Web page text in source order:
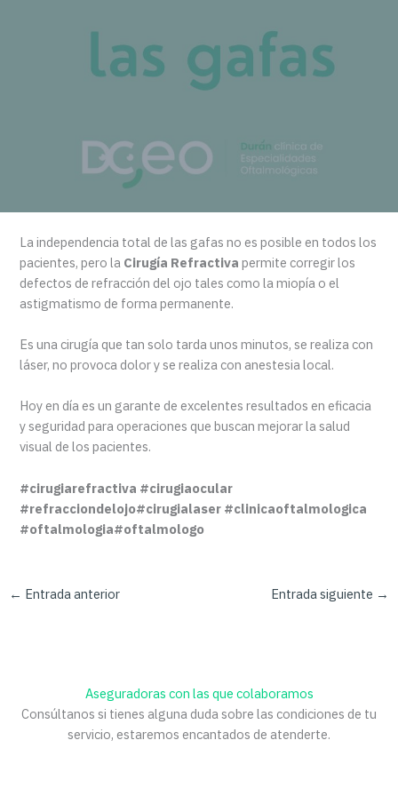
La independencia total de las gafas no es posible en todos los
pacientes, pero la Cirugía Refractiva permite corregir los
defectos de refracción del ojo tales como la miopía o el
astigmatismo de forma permanente.
Es una cirugía que tan solo tarda unos minutos, se realiza con
láser, no provoca dolor y se realiza con anestesia local.
Hoy en día es un garante de excelentes resultados en eficacia
y seguridad para operaciones que buscan mejorar la salud
visual de los pacientes.
#cirugiarefractiva #cirugiaocular
#refracciondelojo#cirugialaser #clinicaoftalmologica
#oftalmologia#oftalmologo
← Entrada anterior Entrada siguiente →
Aseguradoras con las que colaboramos
Consúltanos si tienes alguna duda sobre las condiciones de tu
servicio, estaremos encantados de atenderte.